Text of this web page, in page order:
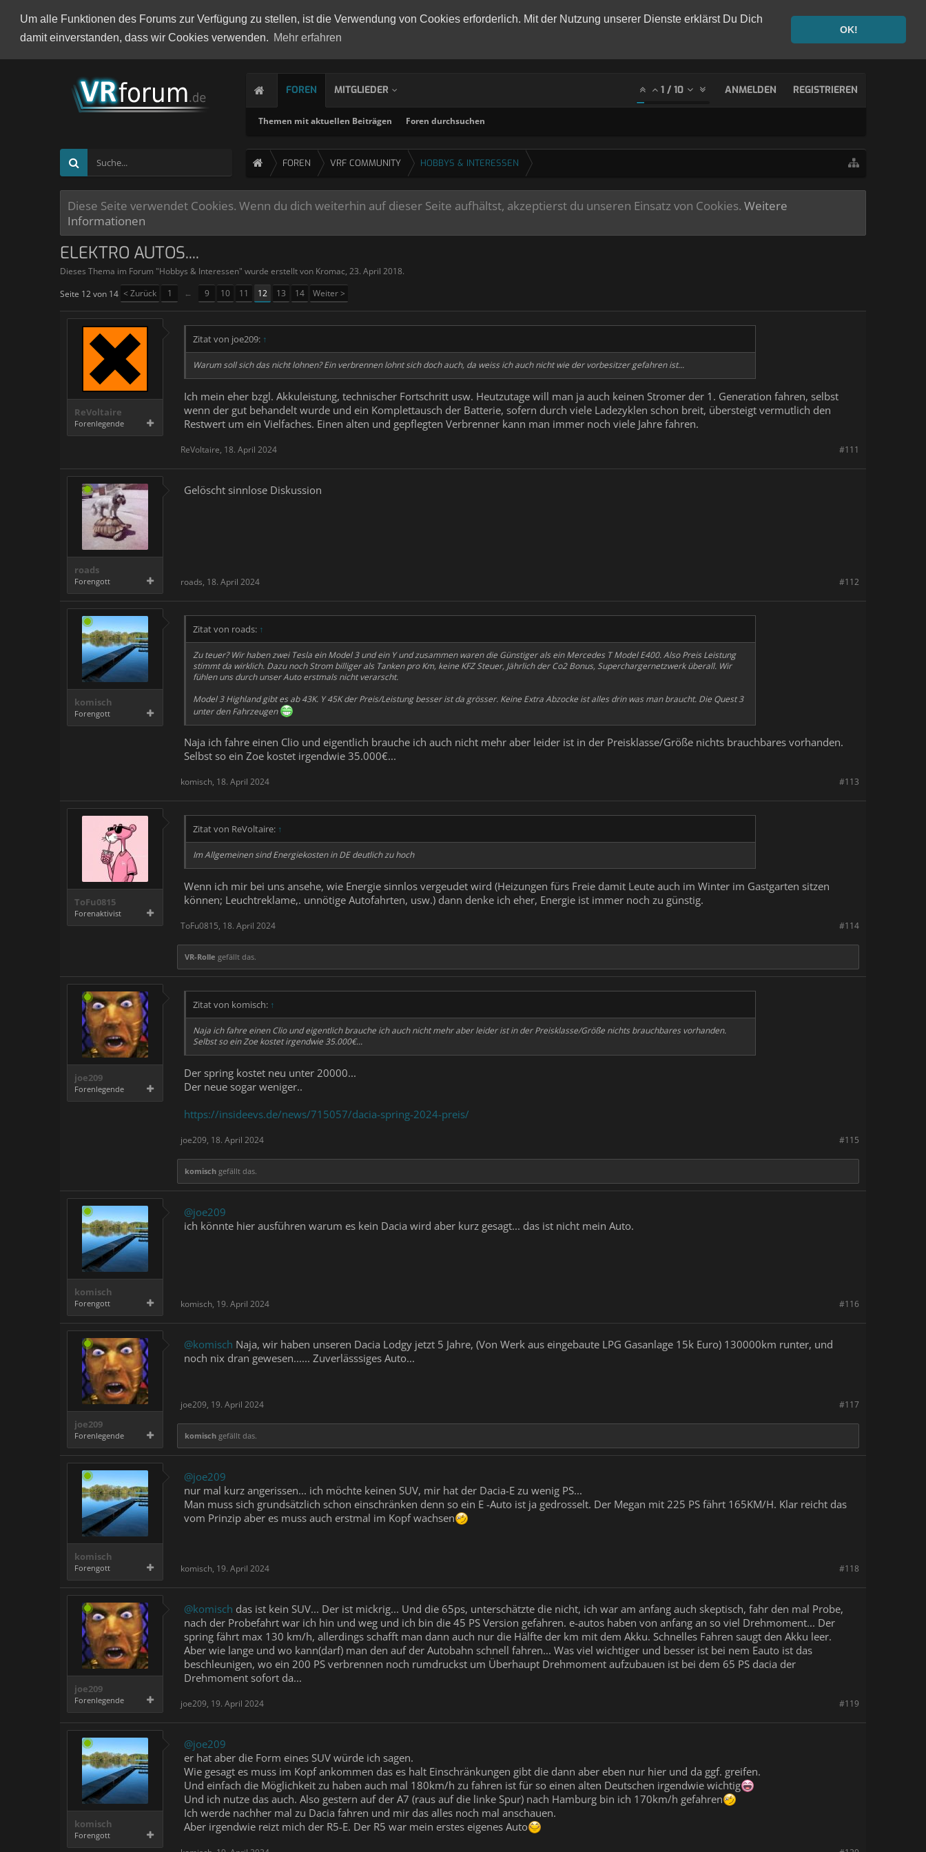
Um alle Funktionen des Forums zur Verfügung zu stellen, ist die Verwendung von Cookies erforderlich. Mit der Nutzung unserer Dienste erklärst Du Dich
damit einverstanden, dass wir Cookies verwenden. Mehr erfahren
OK!
FOREN
Themen mit aktuellen Beiträgen Foren durchsuchen
MITGLIEDER 1 / 10 ANMELDEN REGISTRIEREN
FOREN VRF COMMUNITY HOBBYS & INTERESSEN
Diese Seite verwendet Cookies. Wenn du dich weiterhin auf dieser Seite aufhältst, akzeptierst du unseren Einsatz von Cookies. Weitere
Informationen
ELEKTRO AUTOS....
Dieses Thema im Forum "Hobbys & Interessen" wurde erstellt von Kromac, 23. April 2018.
Seite 12 von 14 < Zurück 1 ← 9 10 11 12 13 14 Weiter >
ReVoltaire
Forenlegende
Zitat von joe209: ↑
Warum soll sich das nicht lohnen? Ein verbrennen lohnt sich doch auch, da weiss ich auch nicht wie der vorbesitzer gefahren ist...
Ich mein eher bzgl. Akkuleistung, technischer Fortschritt usw. Heutzutage will man ja auch keinen Stromer der 1. Generation fahren, selbst
wenn der gut behandelt wurde und ein Komplettausch der Batterie, sofern durch viele Ladezyklen schon breit, übersteigt vermutlich den
Restwert um ein Vielfaches. Einen alten und gepflegten Verbrenner kann man immer noch viele Jahre fahren.
#111
ReVoltaire, 18. April 2024
roads
Forengott
Gelöscht sinnlose Diskussion
#112
roads, 18. April 2024
komisch
Forengott
Zitat von roads: ↑
Zu teuer? Wir haben zwei Tesla ein Model 3 und ein Y und zusammen waren die Günstiger als ein Mercedes T Model E400. Also Preis Leistung
stimmt da wirklich. Dazu noch Strom billiger als Tanken pro Km, keine KFZ Steuer, Jährlich der Co2 Bonus, Superchargernetzwerk überall. Wir
fühlen uns durch unser Auto erstmals nicht verarscht.
Model 3 Highland gibt es ab 43K. Y 45K der Preis/Leistung besser ist da grösser. Keine Extra Abzocke ist alles drin was man braucht. Die Quest 3
unter den Fahrzeugen
Naja ich fahre einen Clio und eigentlich brauche ich auch nicht mehr aber leider ist in der Preisklasse/Größe nichts brauchbares vorhanden.
Selbst so ein Zoe kostet irgendwie 35.000€...
#113
komisch, 18. April 2024
ToFu0815
Forenaktivist
Zitat von ReVoltaire: ↑
Im Allgemeinen sind Energiekosten in DE deutlich zu hoch
Wenn ich mir bei uns ansehe, wie Energie sinnlos vergeudet wird (Heizungen fürs Freie damit Leute auch im Winter im Gastgarten sitzen
können; Leuchtreklame,. unnötige Autofahrten, usw.) dann denke ich eher, Energie ist immer noch zu günstig.
#114
ToFu0815, 18. April 2024
VR-Rolle gefällt das.
joe209
Forenlegende
Zitat von komisch: ↑
Naja ich fahre einen Clio und eigentlich brauche ich auch nicht mehr aber leider ist in der Preisklasse/Größe nichts brauchbares vorhanden.
Selbst so ein Zoe kostet irgendwie 35.000€...
Der spring kostet neu unter 20000...
Der neue sogar weniger..
https://insideevs.de/news/715057/dacia-spring-2024-preis/
#115
joe209, 18. April 2024
komisch gefällt das.
komisch
Forengott
@joe209
ich könnte hier ausführen warum es kein Dacia wird aber kurz gesagt... das ist nicht mein Auto.
#116
komisch, 19. April 2024
joe209
Forenlegende
@komisch Naja, wir haben unseren Dacia Lodgy jetzt 5 Jahre, (Von Werk aus eingebaute LPG Gasanlage 15k Euro) 130000km runter, und
noch nix dran gewesen...... Zuverlässsiges Auto...
#117
joe209, 19. April 2024
komisch gefällt das.
komisch
Forengott
@joe209
nur mal kurz angerissen... ich möchte keinen SUV, mir hat der Dacia-E zu wenig PS...
Man muss sich grundsätzlich schon einschränken denn so ein E -Auto ist ja gedrosselt. Der Megan mit 225 PS fährt 165KM/H. Klar reicht das
vom Prinzip aber es muss auch erstmal im Kopf wachsen
#118
komisch, 19. April 2024
joe209
Forenlegende
@komisch das ist kein SUV... Der ist mickrig... Und die 65ps, unterschätzte die nicht, ich war am anfang auch skeptisch, fahr den mal Probe,
nach der Probefahrt war ich hin und weg und ich bin die 45 PS Version gefahren. e-autos haben von anfang an so viel Drehmoment... Der
spring fährt max 130 km/h, allerdings schafft man dann auch nur die Hälfte der km mit dem Akku. Schnelles Fahren saugt den Akku leer.
Aber wie lange und wo kann(darf) man den auf der Autobahn schnell fahren... Was viel wichtiger und besser ist bei nem Eauto ist das
beschleunigen, wo ein 200 PS verbrennen noch rumdruckst um Überhaupt Drehmoment aufzubauen ist bei dem 65 PS dacia der
Drehmoment sofort da...
#119
joe209, 19. April 2024
komisch
Forengott
@joe209
er hat aber die Form eines SUV würde ich sagen.
Wie gesagt es muss im Kopf ankommen das es halt Einschränkungen gibt die dann aber eben nur hier und da ggf. greifen.
Und einfach die Möglichkeit zu haben auch mal 180km/h zu fahren ist für so einen alten Deutschen irgendwie wichtig
Und ich nutze das auch. Also gestern auf der A7 (raus auf die linke Spur) nach Hamburg bin ich 170km/h gefahren
Ich werde nachher mal zu Dacia fahren und mir das alles noch mal anschauen.
Aber irgendwie reizt mich der R5-E. Der R5 war mein erstes eigenes Auto